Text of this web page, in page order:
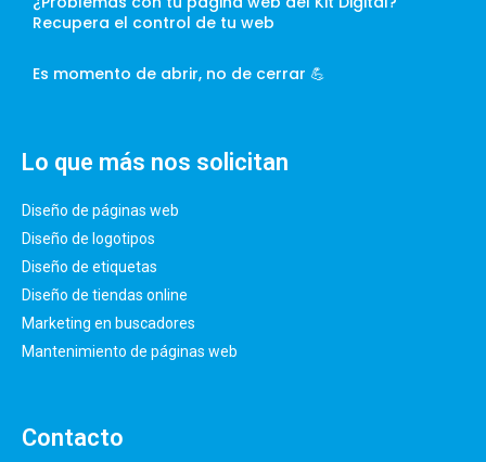
Recupera el control de tu web
Es momento de abrir, no de cerrar 💪
Lo que más nos solicitan
Diseño de páginas web
Diseño de logotipos
Diseño de etiquetas
Diseño de tiendas online
Marketing en buscadores
Mantenimiento de páginas web
Contacto